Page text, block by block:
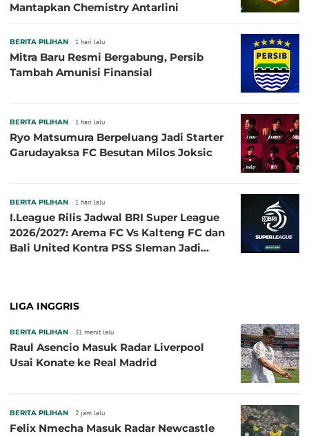
Mantapkan Chemistry Antarlini
BERITA PILIHAN 1 hari lalu
Mitra Baru Resmi Bergabung, Persib
Tambah Amunisi Finansial
BERITA PILIHAN 1 hari lalu
Ryo Matsumura Berpeluang Jadi Starter
Garudayaksa FC Besutan Milos Joksic
BERITA PILIHAN 1 hari lalu
I.League Rilis Jadwal BRI Super League
2026/2027: Arema FC Vs Kalteng FC dan
Bali United Kontra PSS Sleman Jadi
LIGA INGGRIS
BERITA PILIHAN 31 menit lalu
Raul Asencio Masuk Radar Liverpool
Usai Konate ke Real Madrid
BERITA PILIHAN 2 jam lalu
Felix Nmecha Masuk Radar Newcastle